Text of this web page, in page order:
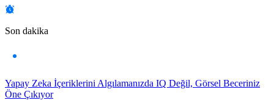
Son dakika
Yapay Zeka İçeriklerini Algılamanızda IQ Değil, Görsel Beceriniz
Öne Çıkıyor